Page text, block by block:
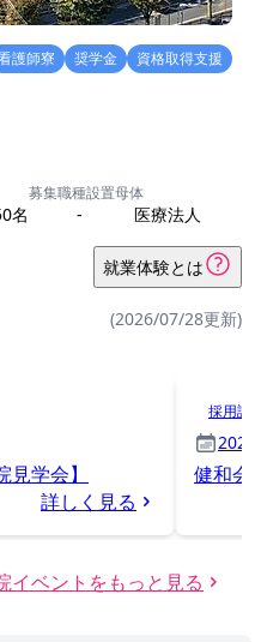
護師寮 奨学金
資格取得支援
名
募集職種
-
設置母体
医療法人
就業体験とは
(2026/07/28更新)
学会】
詳しく見る
採用試
2026
健和会
イベントをもっと見る